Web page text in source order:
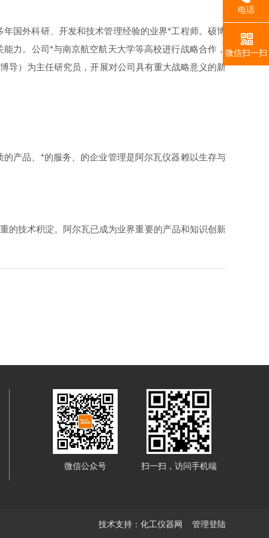
国外科研、开发和技术管理经验的业界*工程师。硕博
力。公司*与南京航空航天大学等高校进行战略合作，
导）为主任研究员，开展对公司具有重大战略意义的新
产品、*的服务、的企业管理是阿尔瓦仪器赖以生存与
的技术积淀。阿尔瓦已成为业界重要的产品和知识创新
微信公众号 扫一扫，访问手机端
技术支持： 化工仪器网 管理登陆
电话
微信扫一扫